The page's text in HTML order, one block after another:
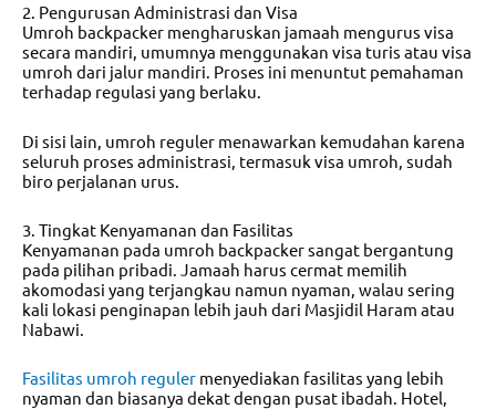
2. Pengurusan Administrasi dan Visa
Umroh backpacker mengharuskan jamaah mengurus visa
secara mandiri, umumnya menggunakan visa turis atau visa
umroh dari jalur mandiri. Proses ini menuntut pemahaman
terhadap regulasi yang berlaku.
Di sisi lain, umroh reguler menawarkan kemudahan karena
seluruh proses administrasi, termasuk visa umroh, sudah
biro perjalanan urus.
3. Tingkat Kenyamanan dan Fasilitas
Kenyamanan pada umroh backpacker sangat bergantung
pada pilihan pribadi. Jamaah harus cermat memilih
akomodasi yang terjangkau namun nyaman, walau sering
kali lokasi penginapan lebih jauh dari Masjidil Haram atau
Nabawi.
Fasilitas umroh reguler menyediakan fasilitas yang lebih
nyaman dan biasanya dekat dengan pusat ibadah. Hotel,